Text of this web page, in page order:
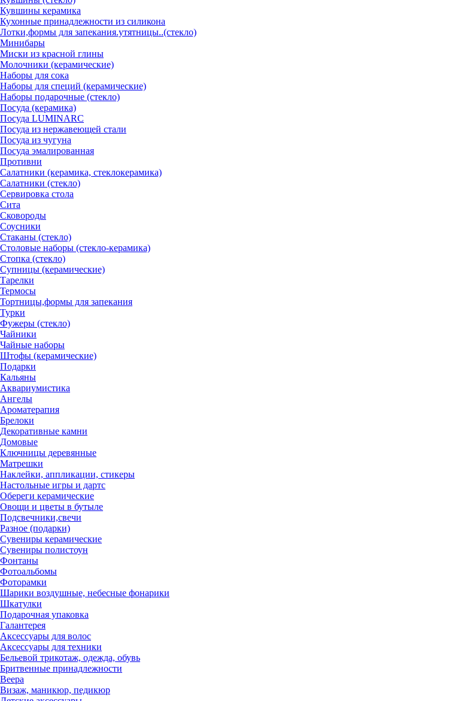
Кувшины керамика
Кухонные принадлежности из силикона
Лотки,формы для запекания.утятницы..(стекло)
Минибары
Миски из красной глины
Молочники (керамические)
Наборы для сока
Наборы для специй (керамические)
Наборы подарочные (стекло)
Посуда (керамика)
Посуда LUMINARC
Посуда из нержавеющей стали
Посуда из чугуна
Посуда эмалированная
Противни
Салатники (керамика, стеклокерамика)
Салатники (стекло)
Сервировка стола
Сита
Сковороды
Соусники
Стаканы (стекло)
Столовые наборы (стекло-керамика)
Стопка (стекло)
Супницы (керамические)
Тарелки
Термосы
Тортницы,формы для запекания
Турки
Фужеры (стекло)
Чайники
Чайные наборы
Штофы (керамические)
Подарки
Кальяны
Аквариумистика
Ангелы
Ароматерапия
Брелоки
Декоративные камни
Домовые
Ключницы деревянные
Матрешки
Наклейки, аппликации, стикеры
Настольные игры и дартс
Обереги керамические
Овощи и цветы в бутыле
Подсвечники,свечи
Разное (подарки)
Сувениры керамические
Сувениры полистоун
Фонтаны
Фотоальбомы
Фоторамки
Шарики воздушные, небесные фонарики
Шкатулки
Подарочная упаковка
Галантерея
Аксессуары для волос
Аксессуары для техники
Бельевой трикотаж, одежда, обувь
Бритвенные принадлежности
Веера
Визаж, маникюр, педикюр